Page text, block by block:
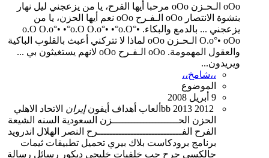
oOo الـحـزن oOo مرحبا أيها الفرح، يا من يزعجني ليل نهار
بنشوة الانتصار oOo الـفـرح oOo نعم أيها الحزن، يا من
يزعجني ... بالدمع والبكاء. •°o.O O.o°• •°o.O O.o°• •°o.O
O.o°• oOo الـحـزن oOo لماذا لا تتركني أعبث بالقلوب الباكية
والعقول المهمومة. oOo الـفـرح oOo لانهم يستغيثون بي ...
ويريدون...
،،شامخ،،
الموضوع
9 أبريل 2008
2012
2013
bb ألعاب أهداف أيفونإيران الاتحاد الاهلي
الحزن الحــــــــــــــــــــــزن السعودية السنه الشيعة
الفرح الفــــــــــــــــــــــــــــرح النصر الهلال اندرويد
برنامج برودكاست بلاك بيري تحميل تطبيقات ثيمات
جالكسي جرح حب خلفيات خليجي ديكور رسائل رسالة